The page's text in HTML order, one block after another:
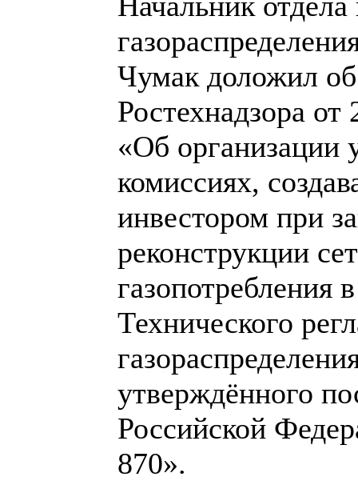
Чумак доложил
Ростехнадзора
«Об организации
комиссиях,
инвестором при
реконструкции
газопотребления
Технического
утверждённого
Российской
870».